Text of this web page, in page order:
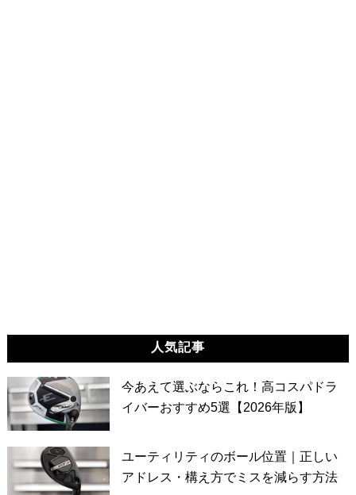
人気記事
今あえて選ぶならこれ！高コスパドラ
イバーおすすめ5選【2026年版】
ユーティリティのボール位置｜正しい
アドレス・構え方でミスを減らす方法